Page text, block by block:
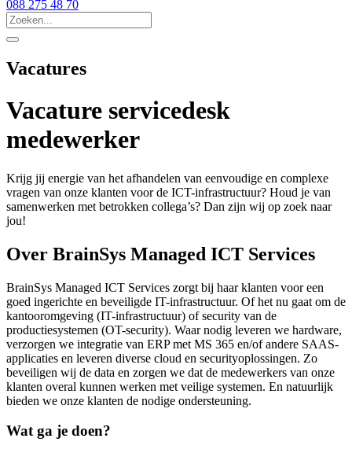
088 275 48 70
Vacatures
Vacature servicedesk
medewerker
Krijg jij energie van het afhandelen van eenvoudige en complexe
vragen van onze klanten voor de ICT-infrastructuur? Houd je van
samenwerken met betrokken collega’s? Dan zijn wij op zoek naar
jou!
Over BrainSys Managed ICT Services
BrainSys Managed ICT Services zorgt bij haar klanten voor een
goed ingerichte en beveiligde IT-infrastructuur. Of het nu gaat om de
kantooromgeving (IT-infrastructuur) of security van de
productiesystemen (OT-security). Waar nodig leveren we hardware,
verzorgen we integratie van ERP met MS 365 en/of andere SAAS-
applicaties en leveren diverse cloud en securityoplossingen. Zo
beveiligen wij de data en zorgen we dat de medewerkers van onze
klanten overal kunnen werken met veilige systemen. En natuurlijk
bieden we onze klanten de nodige ondersteuning.
Wat ga je doen?